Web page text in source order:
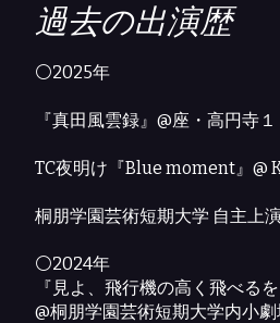
​過去の出演歴
⚪2025年
『真田風雲録』@座・高円寺１
TC夜明け『Blue moment』@
桐朋学園芸術短期大学 自主上
⚪2024年
『見よ、飛行機の高く飛べるを
@桐朋学園芸術短期大学内小